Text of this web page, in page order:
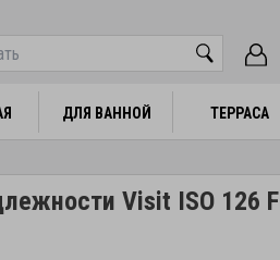
ДЛЯ ВАННОЙ ТЕРРАСА
ДЛЯ ВАННОЙ ТЕРРАСА
Visit ISO 126 F